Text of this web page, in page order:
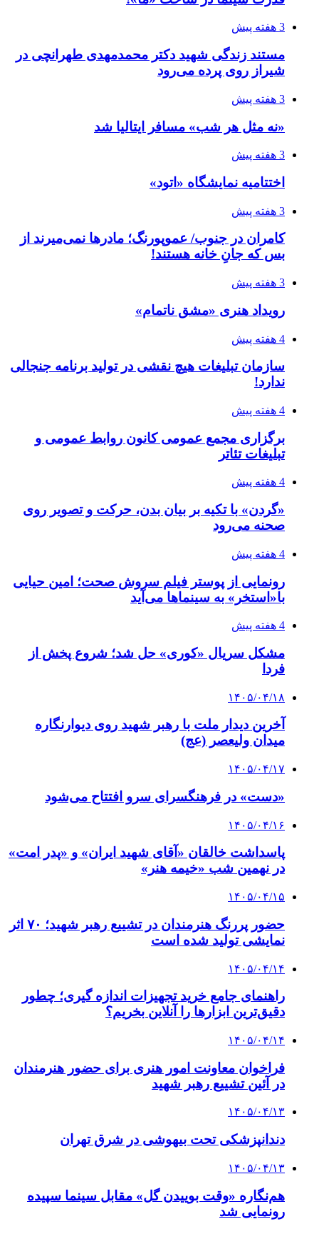
3 هفته پیش
مستند زندگی شهید دکتر محمدمهدی طهرانچی در
شیراز روی پرده می‌رود
3 هفته پیش
«نه مثل هر شب» مسافر ایتالیا شد
3 هفته پیش
اختتامیه نمایشگاه «اتود»
3 هفته پیش
کامران در جنوب/ عموپورنگ؛ مادرها نمی‌میرند از
بس که جانِ خانه هستند!
3 هفته پیش
رویداد هنری «مشق ناتمام»
4 هفته پیش
سازمان تبلیغات هیچ نقشی در تولید برنامه جنجالی
ندارد!
4 هفته پیش
برگزاری مجمع عمومی کانون روابط عمومی و
تبلیغات تئاتر
4 هفته پیش
«گردن» با تکیه بر بیان بدن، حرکت و تصویر روی
صحنه می‌رود
4 هفته پیش
رونمایی از پوستر فیلم سروش صحت؛ امین حیایی
با«استخر» به سینماها می‌آید
4 هفته پیش
مشکل سریال «کوری» حل شد؛ شروع پخش از
فردا
۱۴۰۵/۰۴/۱۸
آخرین دیدار ملت با رهبر شهید روی دیوارنگاره
میدان ولیعصر (عج)
۱۴۰۵/۰۴/۱۷
«دست» در فرهنگسرای سرو افتتاح می‌شود
۱۴۰۵/۰۴/۱۶
پاسداشت خالقان «آقای شهید ایران» و «پدر امت»
در نهمین شب «خیمه هنر»
۱۴۰۵/۰۴/۱۵
حضور پررنگ هنرمندان در تشییع رهبر شهید؛ ۷۰ اثر
نمایشی تولید شده است
۱۴۰۵/۰۴/۱۴
راهنمای جامع خرید تجهیزات اندازه گیری؛ چطور
دقیق‌ترین ابزارها را آنلاین بخریم؟
۱۴۰۵/۰۴/۱۴
فراخوان معاونت امور هنری برای حضور هنرمندان
در آئین تشییع رهبر شهید
۱۴۰۵/۰۴/۱۳
دندانپزشکی تحت بیهوشی در شرق تهران
۱۴۰۵/۰۴/۱۳
هم‌نگاره «وقت بوییدن گل» مقابل سینما سپیده
رونمایی شد